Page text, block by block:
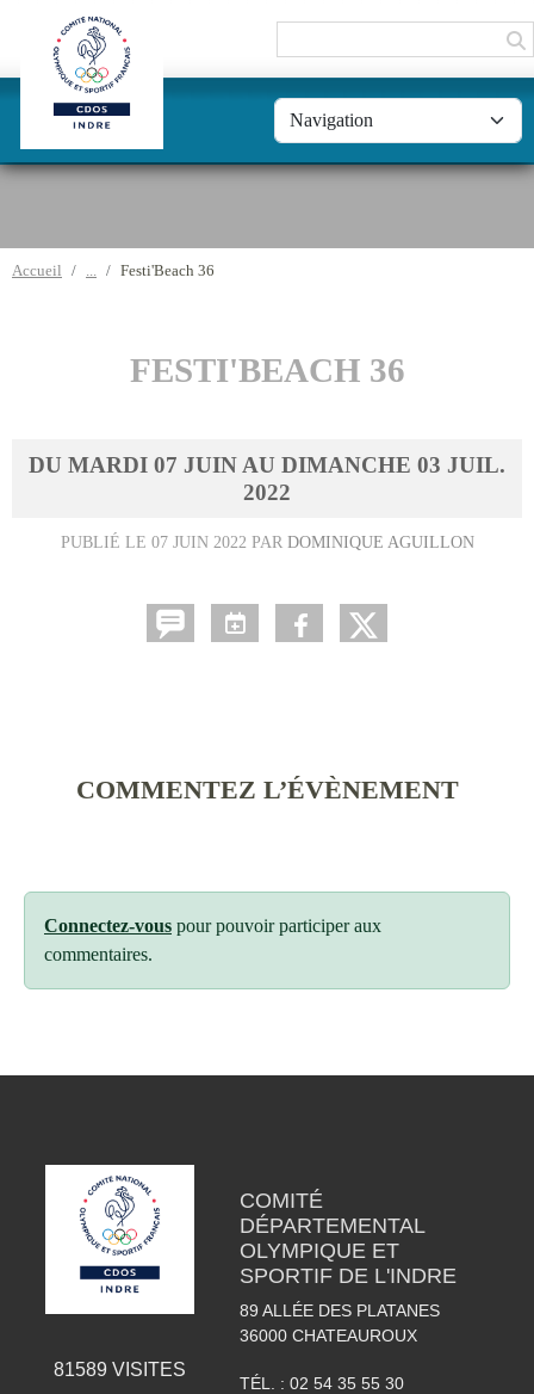
Accueil Festi'Beach 36
FESTI'BEACH 36
DU MARDI 07 JUIN AU DIMANCHE 03 JUIL.
2022
PUBLIÉ LE 07 JUIN 2022 PAR DOMINIQUE AGUILLON
COMMENTEZ L’ÉVÈNEMENT
Connectez-vous pour pouvoir participer aux
commentaires.
81589 VISITES
COMITÉ
DÉPARTEMENTAL
OLYMPIQUE ET
SPORTIF DE L'INDRE
89 ALLÉE DES PLATANES
36000 CHATEAUROUX
TÉL. : 02 54 35 55 30
Panneau de gestion des cookies